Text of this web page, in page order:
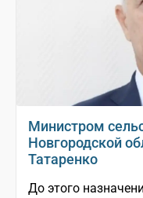
Министром
Новгородской
Татаренко
До этого